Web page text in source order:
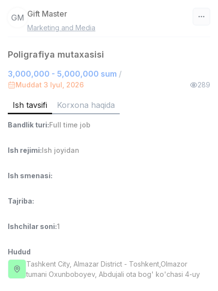
Ombor yordamchisi
ASIAN
Full time job
Ish joyidan
6,000,000 - 15,000,000 sum
Do'kon sotuvchisi
3,000,000 - 6,000,000 sum
Full time job
Ish joyidan
Fast food Oshpazi
2,600,000 - 5,000,000 sum/
LES AILES
GM Gift Master
Marketing and Media
Poligrafiya mutaxasisi
3,000,000 - 5,000,000 sum /
Muddat 3 Iyul, 2026 289
Ish tavsifi Korxona haqida
Bandlik turi:Full time job
Ish rejimi:Ish joyidan
Ish smenasi:
Tajriba:
Ishchilar soni:1
Hudud
Tashkent City, Almazar District - Toshkent,Olmazor
tumani Oxunboboyev, Abdujali ota bog' ko'chasi 4-uy